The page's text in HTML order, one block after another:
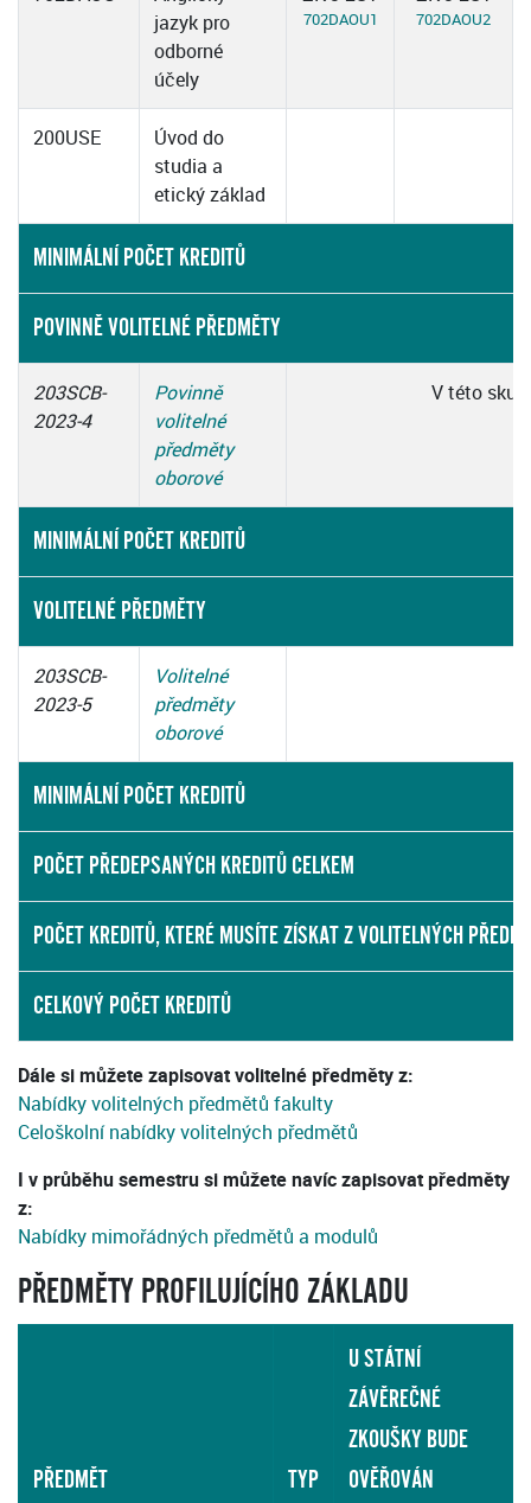
jazyk pro
odborné
účely
702DAOU1 702DAOU2
200USE
Úvod do
studia a
etický základ
MINIMÁLNÍ POČET KREDITŮ
POVINNĚ VOLITELNÉ PŘEDMĚTY
203SCB-
2023-4
Povinně
volitelné
předměty
oborové
V této
MINIMÁLNÍ POČET KREDITŮ
VOLITELNÉ PŘEDMĚTY
203SCB-
2023-5
Volitelné
předměty
oborové
MINIMÁLNÍ POČET KREDITŮ
POČET PŘEDEPSANÝCH KREDITŮ CELKEM
POČET KREDITŮ, KTERÉ MUSÍTE ZÍSKAT Z VOLITELNÝCH
CELKOVÝ POČET KREDITŮ
Dále si můžete zapisovat volitelné předměty z:
Nabídky volitelných předmětů fakulty
Celoškolní nabídky volitelných předmětů
I v průběhu semestru si můžete navíc zapisovat předměty
z:
Nabídky mimořádných předmětů a modulů
PŘEDMĚTY PROFILUJÍCÍHO ZÁKLADU
PŘEDMĚT TYP
U STÁTNÍ
ZÁVĚREČNÉ
ZKOUŠKY BUDE
OVĚŘOVÁN